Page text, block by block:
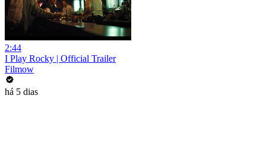
2:44
I Play Rocky | Official Trailer
Filmow
há 5 dias